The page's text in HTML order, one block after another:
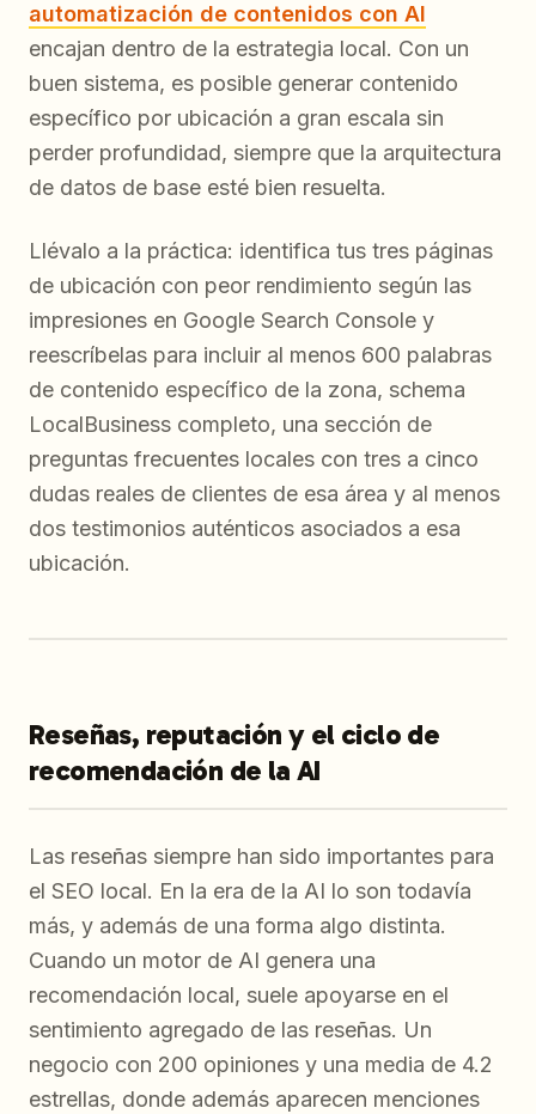
automatización de contenidos con AI
encajan dentro de la estrategia local. Con un
buen sistema, es posible generar contenido
específico por ubicación a gran escala sin
perder profundidad, siempre que la arquitectura
de datos de base esté bien resuelta.
Llévalo a la práctica: identifica tus tres páginas
de ubicación con peor rendimiento según las
impresiones en Google Search Console y
reescríbelas para incluir al menos 600 palabras
de contenido específico de la zona, schema
LocalBusiness completo, una sección de
preguntas frecuentes locales con tres a cinco
dudas reales de clientes de esa área y al menos
dos testimonios auténticos asociados a esa
ubicación.
Reseñas, reputación y el ciclo de
recomendación de la AI
Las reseñas siempre han sido importantes para
el SEO local. En la era de la AI lo son todavía
más, y además de una forma algo distinta.
Cuando un motor de AI genera una
recomendación local, suele apoyarse en el
sentimiento agregado de las reseñas. Un
negocio con 200 opiniones y una media de 4.2
estrellas, donde además aparecen menciones